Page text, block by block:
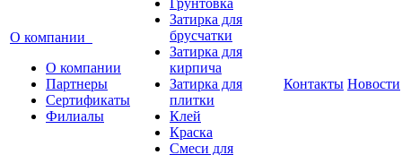
О компании
О компании
Партнеры
Сертификаты
Филиалы
Грунтовка
Затирка для
брусчатки
Затирка для
кирпича
Затирка для
плитки
Клей
Краска
Смеси для
Контакты Новости